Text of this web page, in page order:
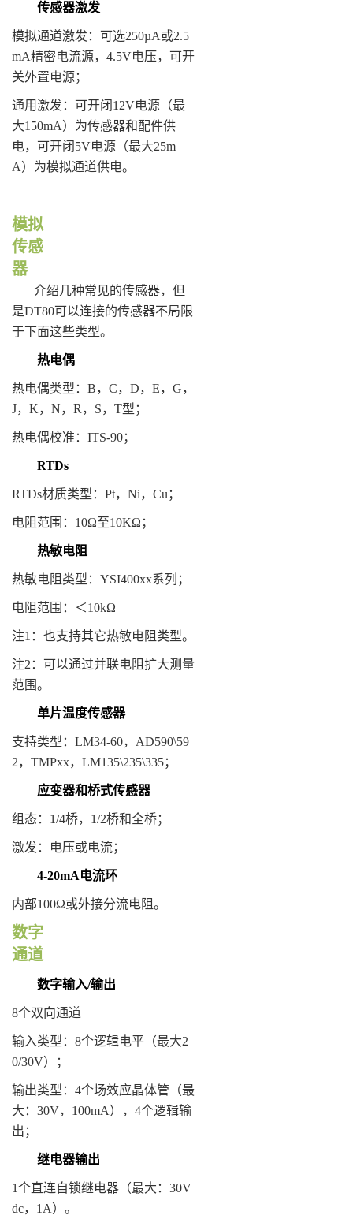
传感器激发
模拟通道激发：可选250µA或2.5
mA精密电流源，4.5V电压，可开
关外置电源；
通用激发：可开闭12V电源（最
大150mA）为传感器和配件供
电，可开闭5V电源（最大25m
A）为模拟通道供电。
模拟
传感
器
介绍几种常见的传感器，但
是DT80可以连接的传感器不局限
于下面这些类型。
热电偶
热电偶类型：B，C，D，E，G，
J，K，N，R，S，T型；
热电偶校准：ITS-90；
RTDs
RTDs材质类型：Pt，Ni，Cu；
电阻范围：10Ω至10KΩ；
热敏电阻
热敏电阻类型：YSI400xx系列；
电阻范围：＜10kΩ
注1：也支持其它热敏电阻类型。
注2：可以通过并联电阻扩大测量
范围。
单片温度传感器
支持类型：LM34-60，AD590\59
2，TMPxx，LM135\235\335；
应变器和桥式传感器
组态：1/4桥，1/2桥和全桥；
激发：电压或电流；
4-20mA电流环
内部100Ω或外接分流电阻。
数字
通道
数字输入/输出
8个双向通道
输入类型：8个逻辑电平（最大2
0/30V）；
输出类型：4个场效应晶体管（最
大：30V，100mA），4个逻辑输
出；
继电器输出
1个直连自锁继电器（最大：30V
dc，1A）。